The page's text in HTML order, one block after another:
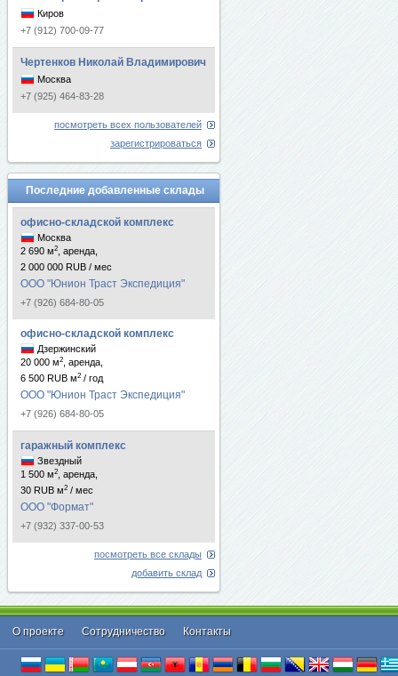
Киров
+7 (912) 700-09-77
Чертенков Николай Владимирович
Москва
+7 (925) 464-83-28
посмотреть всех пользователей
зарегистрироваться
Последние добавленные склады
офисно-складской комплекс
Москва
2 690 м2
, аренда,
2 000 000 RUB / мес
ООО "Юнион Траст Экспедиция"
+7 (926) 684-80-05
офисно-складской комплекс
Дзержинский
20 000 м2
, аренда,
6 500 RUB м2 / год
ООО "Юнион Траст Экспедиция"
+7 (926) 684-80-05
гаражный комплекс
Звездный
1 500 м2
, аренда,
30 RUB м2 / мес
ООО "Формат"
+7 (932) 337-00-53
посмотреть все склады
добавить склад
О проекте Cотрудничество Контакты